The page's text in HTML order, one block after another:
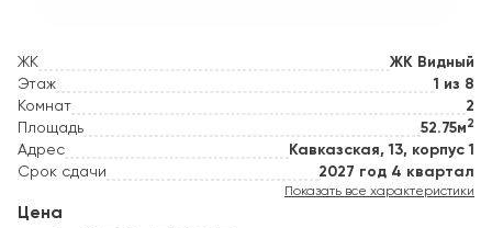
ЖК
ЖК Видный
Этаж
1 из 8
Комнат
2
Площадь
52.75м 2
Адрес
Кавказская, 13, корпус 1
Срок сдачи
2027 год 4 квартал
Показать все характеристики
Цена